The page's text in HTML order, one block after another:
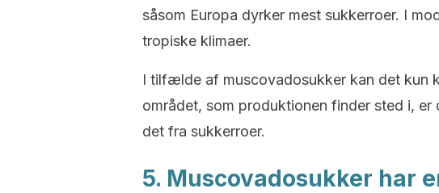
såsom Europa dyrker mest sukkerroer. I
tropiske klimaer.
I tilfælde af muscovadosukker kan det kun
området, som produktionen finder sted i, er
det fra sukkerroer.
5. Muscovadosukker har